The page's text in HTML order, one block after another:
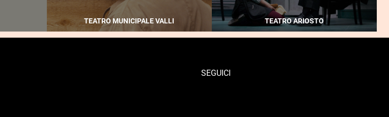
TEATRO MUNICIPALE VALLI TEATRO ARIOSTO
SEGUICI